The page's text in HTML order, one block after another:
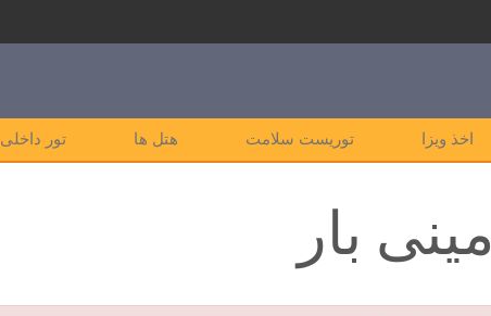
تور داخلی هتل ها توریست سلامت اخذ ویزا
مینی بار